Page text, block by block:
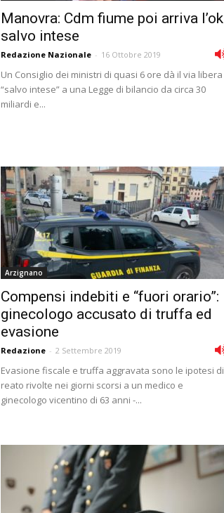
Manovra: Cdm fiume poi arriva l’ok
salvo intese
Redazione Nazionale - 16 Ottobre 2019
Un Consiglio dei ministri di quasi 6 ore dà il via libera
“salvo intese” a una Legge di bilancio da circa 30
miliardi e...
Arzignano
Compensi indebiti e “fuori orario”:
ginecologo accusato di truffa ed
evasione
Redazione - 2 Settembre 2019
Evasione fiscale e truffa aggravata sono le ipotesi di
reato rivolte nei giorni scorsi a un medico e
ginecologo vicentino di 63 anni -...